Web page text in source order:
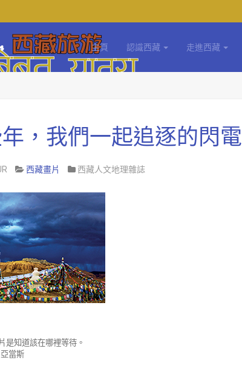
主頁 認識西藏 走進西藏
，我們一起追逐的閃電
西藏畫片 西藏人文地理雜誌
是知道該在哪裡等待。
亞當斯